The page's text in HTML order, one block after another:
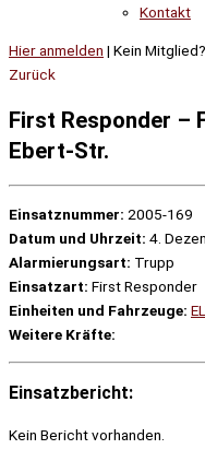
Kontakt
Hier anmelden | Kein Mitglied?
Zurück
First Responder –
Ebert-Str.
Einsatznummer: 2005-169
Datum und Uhrzeit: 4.
Alarmierungsart: Trupp
Einsatzart: First Responder
Einheiten und Fahrzeuge:
Weitere Kräfte:
Einsatzbericht:
Kein Bericht vorhanden.